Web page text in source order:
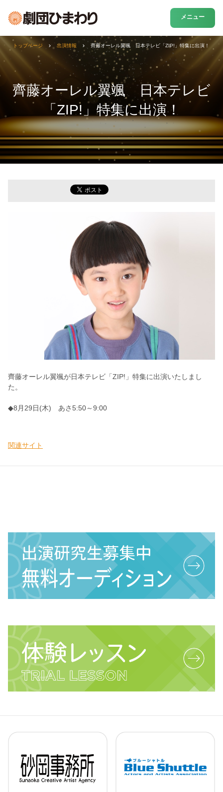
メニュー
齊藤オーレル翼颯 日本テレビ
「ZIP!」特集に出演！
トップページ 出演情報 齊藤オーレル翼颯 日本テレビ「ZIP!」特集に出演！
齊藤オーレル翼颯が日本テレビ「ZIP!」特集に出演いたしまし
た。
◆8月29日(木) あさ5:50～9:00
関連サイト